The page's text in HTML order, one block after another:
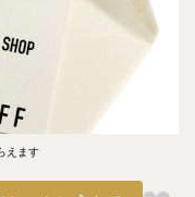
えます